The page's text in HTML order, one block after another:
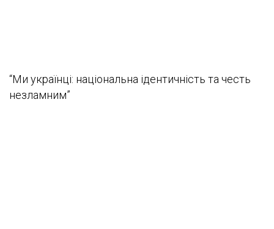
“Ми українці: національна ідентичність та честь
незламним”